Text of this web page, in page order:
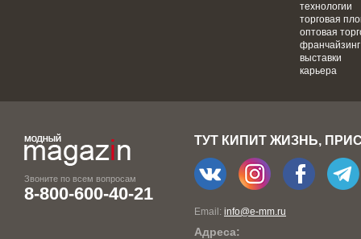
технологии
торговая
оптовая
франчайзинг
выставки
карьера
Звоните по всем вопросам
8-800-600-40-21
ТУТ КИПИТ ЖИЗНЬ,
Email: info@e-mm.ru
Адреса: